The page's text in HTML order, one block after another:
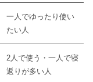
一人でゆったり使い
たい人
2人で使う・一人で寝
返りが多い人